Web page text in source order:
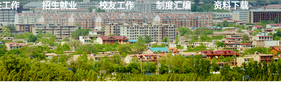
工作 招生就业 校友工作 制度汇编 资料下载